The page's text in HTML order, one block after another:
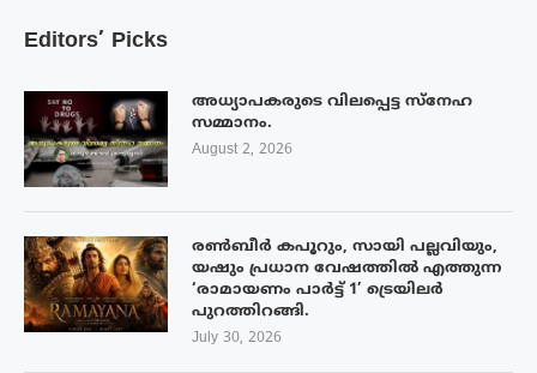
Editors’ Picks
അധ്യാപകരുടെ വിലപ്പെട്ട സ്നേഹ
സമ്മാനം.
August 2, 2026
രൺബീർ കപൂറും, സായി പല്ലവിയും,
യഷും പ്രധാന വേഷത്തിൽ എത്തുന്ന
‘രാമായണം പാർട്ട് 1’ ട്രെയിലർ
പുറത്തിറങ്ങി.
July 30, 2026